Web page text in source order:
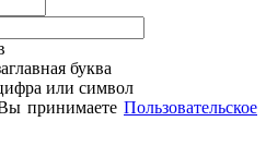
буква
или символ
принимаете Пользовательское